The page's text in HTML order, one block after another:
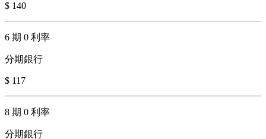
$ 140
6 期 0 利率
分期銀行
$ 117
8 期 0 利率
分期銀行